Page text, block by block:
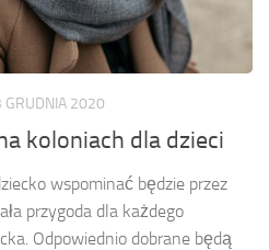
GRUDNIA 2020
koloniach dla dzieci
wspominać będzie przez
przygoda dla każdego
Odpowiednio dobrane będą